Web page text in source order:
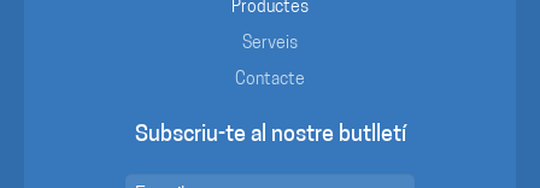
Productes
Serveis
Contacte
Subscriu-te al nostre butlletí